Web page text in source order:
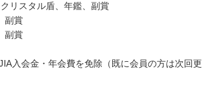
リスタル盾、年鑑、副賞
副賞
副賞
入会金・年会費を免除（既に会員の方は次回更